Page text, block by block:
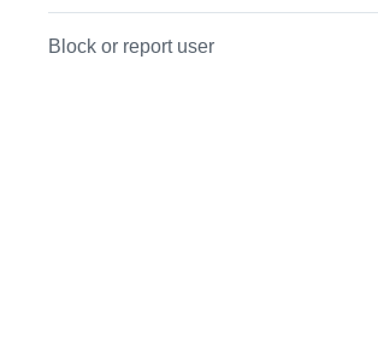
Block or report user